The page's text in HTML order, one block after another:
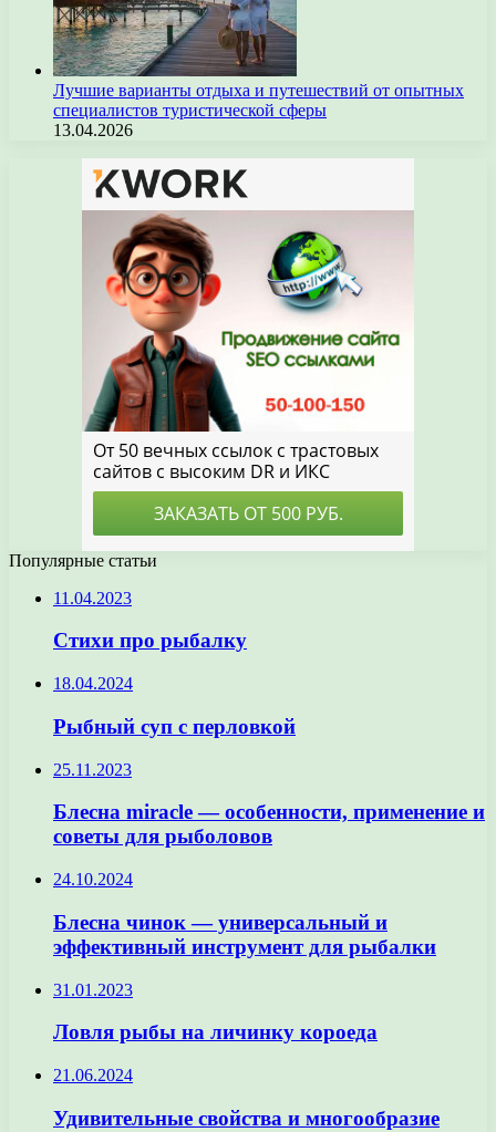
Лучшие варианты отдыха и путешествий от опытных
специалистов туристической сферы
13.04.2026
Популярные статьи
11.04.2023
Стихи про рыбалку
18.04.2024
Рыбный суп с перловкой
25.11.2023
Блесна miracle — особенности, применение и
советы для рыболовов
24.10.2024
Блесна чинок — универсальный и
эффективный инструмент для рыбалки
31.01.2023
Ловля рыбы на личинку короеда
21.06.2024
Удивительные свойства и многообразие